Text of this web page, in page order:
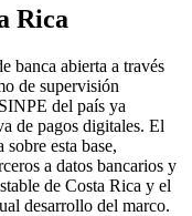
Rica
banca abierta a través
de supervisión
del país ya
de pagos digitales. El
esta base,
a datos bancarios y
de Costa Rica y el
desarrollo del marco.